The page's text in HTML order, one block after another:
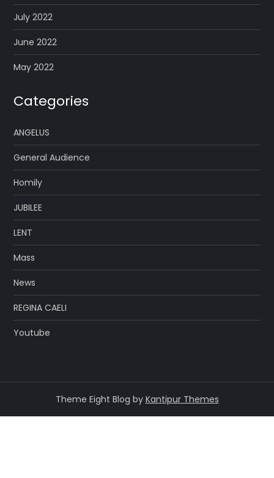
July 2022
June 2022
May 2022
Categories
ANGELUS
General Audience
Homily
JUBILEE
LENT
Mass
News
REGINA CAELI
Youtube
Theme Eight Blog by Kantipur Themes